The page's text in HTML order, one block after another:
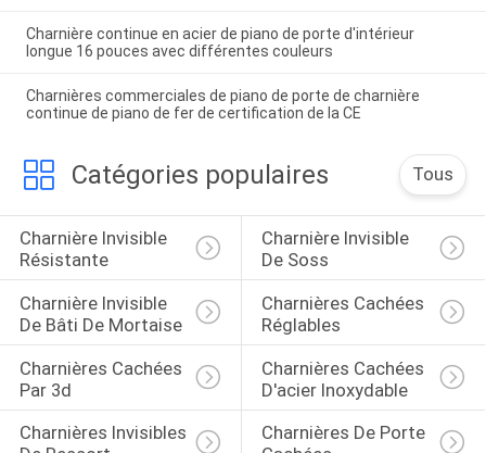
Charnière continue en acier de piano de porte d'intérieur
longue 16 pouces avec différentes couleurs
Charnières commerciales de piano de porte de charnière
continue de piano de fer de certification de la CE
Catégories populaires Tous
Charnière Invisible
Résistante
Charnière Invisible
De Soss
Charnière Invisible
De Bâti De Mortaise
Charnières Cachées
Réglables
Charnières Cachées
Par 3d
Charnières Cachées
D'acier Inoxydable
Charnières Invisibles
Charnières De Porte